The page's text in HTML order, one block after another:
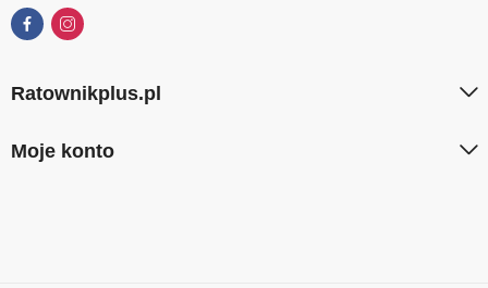
Ratownikplus.pl
Moje konto